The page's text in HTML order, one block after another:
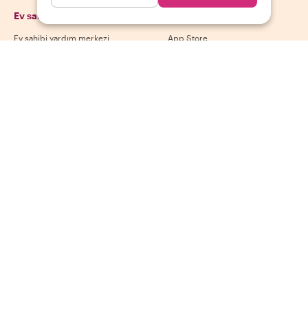
Ev sahipleri
Ev sahibi yardım merkezi
App Store